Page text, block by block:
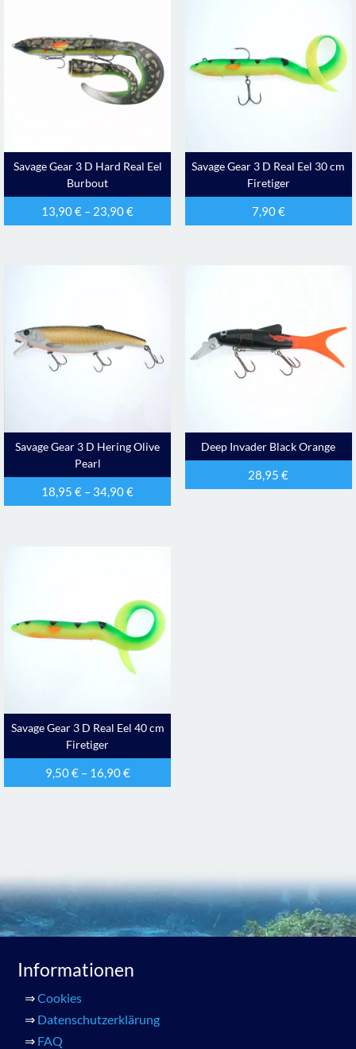
Savage Gear 3 D Hard Real Eel
Burbout
13,90€ – 23,90€
Savage Gear 3 D Real Eel 30 cm
Firetiger
7,90€
Savage Gear 3 D Hering Olive
Pearl
18,95€ – 34,90€
Deep Invader Black Orange
28,95€
Savage Gear 3 D Real Eel 40 cm
Firetiger
9,50€– 16,90€
Informationen
⇒Cookies
⇒ Datenschutzerklärung
⇒ FAQ